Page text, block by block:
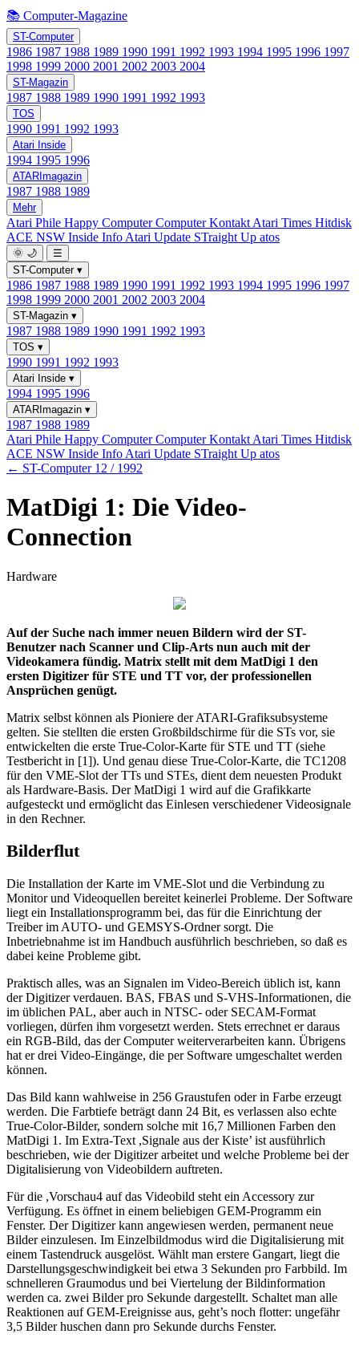
📚 Computer-Magazine
ST-Computer
1986 1987 1988 1989 1990 1991 1992 1993 1994 1995 1996 1997
1998 1999 2000 2001 2002 2003 2004
ST-Magazin
1987 1988 1989 1990 1991 1992 1993
TOS
1990 1991 1992 1993
Atari Inside
1994 1995 1996
ATARImagazin
1987 1988 1989
Mehr
Atari Phile Happy ComputerComputer Kontakt Atari Times Hitdisk
ACE NSW Inside Info Atari Update STraight Up atos
🌞 🌙
☰
ST-Computer ▾
1986 1987 1988 1989 1990 1991 1992 1993 1994 1995 1996 1997
1998 1999 2000 2001 2002 2003 2004
ST-Magazin ▾
1987 1988 1989 1990 1991 1992 1993
TOS ▾
1990 1991 1992 1993
Atari Inside ▾
1994 1995 1996
ATARImagazin ▾
1987 1988 1989
Atari Phile Happy ComputerComputer Kontakt Atari Times Hitdisk
ACE NSW Inside Info Atari Update STraight Up atos
← ST-Computer 12 / 1992
MatDigi 1: Die Video-
Connection
Hardware
Auf der Suche nach immer neuen Bildern wird der ST-
Benutzer nach Scanner und Clip-Arts nun auch mit der
Videokamera fündig. Matrix stellt mit dem MatDigi 1 den
ersten Digitizer für STE und TT vor, der professionellen
Ansprüchen genügt.
Matrix selbst können als Pioniere der ATARI-Grafiksubsysteme
gelten. Sie stellten die ersten Großbildschirme für die STs vor, sie
entwickelten die erste True-Color-Karte für STE und TT (siehe
Testbericht in [1]). Und genau diese True-Color-Karte, die TC1208
für den VME-Slot der TTs und STEs, dient dem neuesten Produkt
als Hardware-Basis. Der MatDigi 1 wird auf die Grafikkarte
aufgesteckt und ermöglicht das Einlesen verschiedener Videosignale
in den Rechner.
Bilderflut
Die Installation der Karte im VME-Slot und die Verbindung zu
Monitor und Videoquellen bereitet keinerlei Probleme. Der Software
liegt ein Installationsprogramm bei, das für die Einrichtung der
Treiber im AUTO- und GEMSYS-Ordner sorgt. Die
Inbetriebnahme ist im Handbuch ausführlich beschrieben, so daß es
dabei keine Probleme gibt.
Praktisch alles, was an Signalen im Video-Bereich üblich ist, kann
der Digitizer verdauen. BAS, FBAS und S-VHS-Informationen, die
im üblichen PAL, aber auch in NTSC- oder SECAM-Format
vorliegen, dürfen ihm vorgesetzt werden. Stets errechnet er daraus
ein RGB-Bild, das der Computer weiterverarbeiten kann. Übrigens
hat er drei Video-Eingänge, die per Software umgeschaltet werden
können.
Das Bild kann wahlweise in 256 Graustufen oder in Farbe erzeugt
werden. Die Farbtiefe beträgt dann 24 Bit, es verlassen also echte
True-Color-Bilder, sondern solche mit 16,7 Millionen Farben den
MatDigi 1. Im Extra-Text ,Signale aus der Kiste’ ist ausführlich
beschrieben, wie der Digitizer arbeitet und welche Probleme bei der
Digitalisierung von Videobildern auftreten.
Für die ,Vorschau4 auf das Videobild steht ein Accessory zur
Verfügung. Es öffnet in einem beliebigen GEM-Programm ein
Fenster. Der Digitizer kann angewiesen werden, permanent neue
Bilder einzulesen. Im Einzelbildmodus wird die Digitalisierung mit
einem Tastendruck ausgelöst. Wählt man erstere Gangart, liegt die
Darstellungsgeschwindigkeit bei etwa 3 Sekunden pro Farbbild. Im
schnelleren Graumodus und bei Viertelung der Bildinformation
werden ca. zwei Bilder pro Sekunde dargestellt. Schaltet man alle
Reaktionen auf GEM-Ereignisse aus, geht’s noch flotter: ungefähr
3,5 Bilder huschen dann pro Sekunde durchs Fenster.